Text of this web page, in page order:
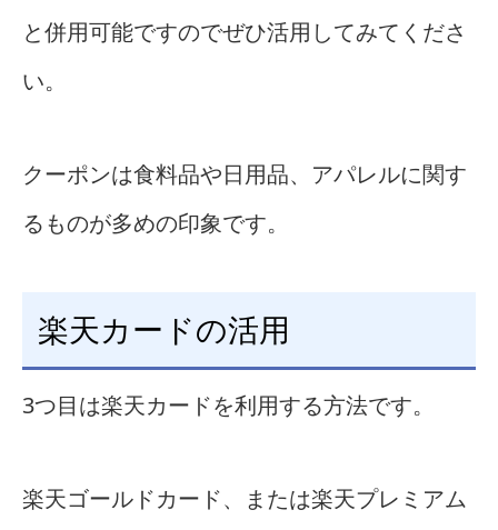
と併用可能ですのでぜひ活用してみてくださ
い。
クーポンは食料品や日用品、アパレルに関す
るものが多めの印象です。
楽天カードの活用
3つ目は楽天カードを利用する方法です。
楽天ゴールドカード、または楽天プレミアム